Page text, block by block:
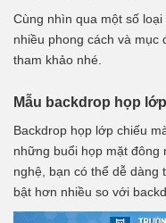
Cùng nhìn qua một số
nhiều phong cách và mục
tham khảo nhé.
Mẫu backdrop họp
Backdrop họp lớp chiếu
những buổi họp mặt
nghệ, bạn có thể dễ dàng
bật hơn nhiều so với